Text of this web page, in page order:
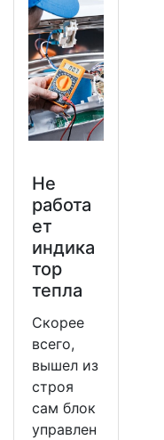
Не
работа
ет
индика
тор
тепла
Скорее
всего,
вышел из
строя
сам блок
управлен